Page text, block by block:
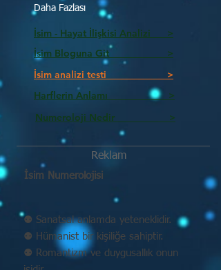
Daha Fazlası
İsim - Hayat İlişkisi Analizi >
İsim Bloguna Git >
İsim analizi testi >
Harflerin Anlamı >
Numeroloji Nedir_________ >
Reklam
İsim Numerolojisi
⚉ Sanatsal anlamda yeteneklidir.
⚉ Hümanist bir kişiliğe sahiptir.
⚉ Romantizm ve duygusallık onun